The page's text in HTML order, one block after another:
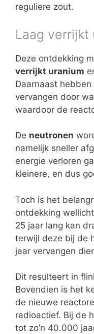
reguliere zout.
Laag verrijkt
Deze ontdekking
verrijkt uranium
Daarnaast
vervangen door
waardoor de
De neutronen
namelijk sneller
energie verloren
kleinere, en dus
Toch is het
ontdekking
25 jaar lang kan
terwijl deze bij de
jaar vervangen
Dit resulteert in
Bovendien is het
de nieuwe
radioactief. Bij de
tot zo’n 40.000